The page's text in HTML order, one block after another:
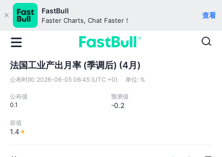
FastBull
Faster Charts, Chat Faster！
查看
法国工业产出月率 (季调后) (4月)
公布时间: 2026-06-05 06:45 (UTC +0) 单位: %
公布值
0.1
预测值
-0.2
前值
1.4